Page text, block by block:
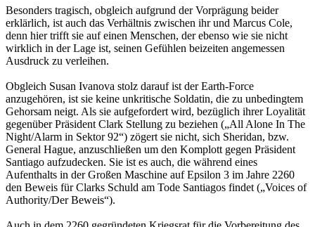
Besonders tragisch, obgleich aufgrund der Vorprägung beider
erklärlich, ist auch das Verhältnis zwischen ihr und Marcus Cole,
denn hier trifft sie auf einen Menschen, der ebenso wie sie nicht
wirklich in der Lage ist, seinen Gefühlen beizeiten angemessen
Ausdruck zu verleihen.
Obgleich Susan Ivanova stolz darauf ist der Earth-Force
anzugehören, ist sie keine unkritische Soldatin, die zu unbedingtem
Gehorsam neigt. Als sie aufgefordert wird, bezüglich ihrer Loyalität
gegenüber Präsident Clark Stellung zu beziehen („All Alone In The
Night/Alarm in Sektor 92“) zögert sie nicht, sich Sheridan, bzw.
General Hague, anzuschließen um den Komplott gegen Präsident
Santiago aufzudecken. Sie ist es auch, die während eines
Aufenthalts in der Großen Maschine auf Epsilon 3 im Jahre 2260
den Beweis für Clarks Schuld am Tode Santiagos findet („Voices of
Authority/Der Beweis“).